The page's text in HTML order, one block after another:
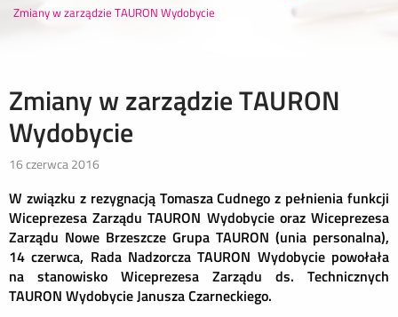
Zmiany w zarządzie TAURON Wydobycie
Zmiany w zarządzie TAURON
Wydobycie
16 czerwca 2016
W związku z rezygnacją Tomasza Cudnego z pełnienia funkcji
Wiceprezesa Zarządu TAURON Wydobycie oraz Wiceprezesa
Zarządu Nowe Brzeszcze Grupa TAURON (unia personalna),
14 czerwca, Rada Nadzorcza TAURON Wydobycie powołała
na stanowisko Wiceprezesa Zarządu ds. Technicznych
TAURON Wydobycie Janusza Czarneckiego.